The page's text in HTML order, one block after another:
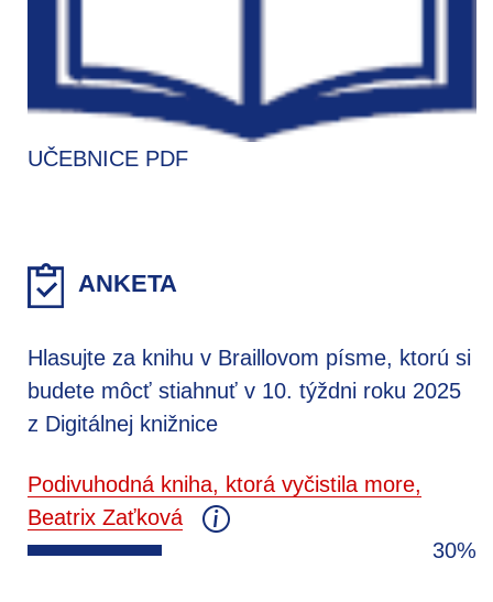
UČEBNICE PDF
ANKETA
Hlasujte za knihu v Braillovom písme, ktorú si
budete môcť stiahnuť v 10. týždni roku 2025
z Digitálnej knižnice
Podivuhodná kniha, ktorá vyčistila more,
Beatrix Zaťková
30%